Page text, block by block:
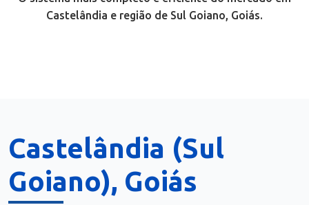
Castelândia e região de Sul Goiano, Goiás.
Castelândia (Sul
Goiano), Goiás